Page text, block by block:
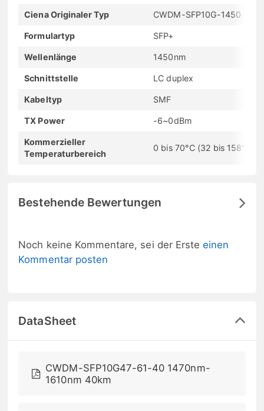
Ciena Originaler Typ CWDM-SFP10G-1450
Formulartyp SFP+
Wellenlänge 1450nm
Schnittstelle LC duplex
Kabeltyp SMF
TX Power -6~0dBm
Kommerzieller
Temperaturbereich
0 bis 70°C (32 bis 158°F)
Bestehende Bewertungen
Noch keine Kommentare, sei der Ersteeinen
Kommentar posten
DataSheet
CWDM-SFP10G47-61-40 1470nm-
1610nm 40km